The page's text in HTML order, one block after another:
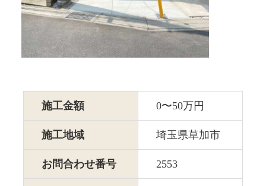
施工金額 0〜50万円
施工地域 埼玉県草加市
お問合わせ番号 2553